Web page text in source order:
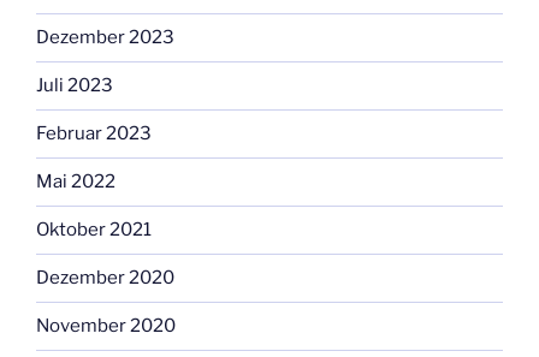
Dezember 2023
Juli 2023
Februar 2023
Mai 2022
Oktober 2021
Dezember 2020
November 2020